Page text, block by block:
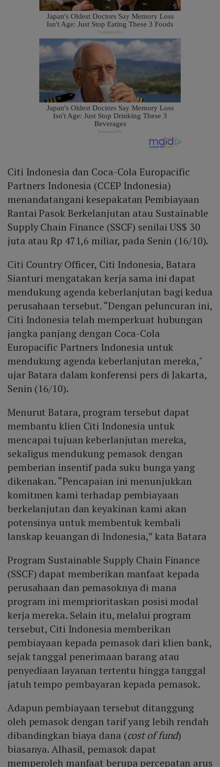
Citi Indonesia dan Coca-Cola Europacific
Partners Indonesia (CCEP Indonesia)
menandatangani kesepakatan Pembiayaan
Rantai Pasok Berkelanjutan atau Sustainable
Supply Chain Finance (SSCF) senilai US$ 30
juta atau Rp 471,6 miliar, pada Senin (16/10).
Citi Country Officer, Citi Indonesia, Batara
Sianturi mengatakan kerja sama ini dapat
mendukung agenda keberlanjutan bagi kedua
perusahaan tersebut. “Dengan peluncuran ini,
Citi Indonesia telah memperkuat hubungan
jangka panjang dengan Coca-Cola
Europacific Partners Indonesia untuk
mendukung agenda keberlanjutan mereka,"
ujar Batara dalam konferensi pers di Jakarta,
Senin (16/10).
Menurut Batara, program tersebut dapat
membantu klien Citi Indonesia untuk
mencapai tujuan keberlanjutan mereka,
sekaligus mendukung pemasok dengan
pemberian insentif pada suku bunga yang
dikenakan. “Pencapaian ini menunjukkan
komitmen kami terhadap pembiayaan
berkelanjutan dan keyakinan kami akan
potensinya untuk membentuk kembali
lanskap keuangan di Indonesia,” kata Batara
Program Sustainable Supply Chain Finance
(SSCF) dapat memberikan manfaat kepada
perusahaan dan pemasoknya di mana
program ini memprioritaskan posisi modal
kerja mereka. Selain itu, melalui program
tersebut, Citi Indonesia memberikan
pembiayaan kepada pemasok dari klien bank,
sejak tanggal penerimaan barang atau
penyediaan layanan tertentu hingga tanggal
jatuh tempo pembayaran kepada pemasok.
Adapun pembiayaan tersebut ditanggung
oleh pemasok dengan tarif yang lebih rendah
dibandingkan biaya dana (cost of fund)
biasanya. Alhasil, pemasok dapat
memperoleh manfaat berupa percepatan arus